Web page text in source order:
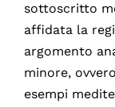
sottoscritto
affidata la
argomento
minore, ovvero
esempi